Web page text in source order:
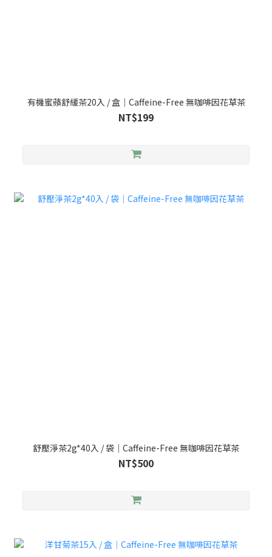
有機蜜蘋舒緩茶20入 / 盒｜Caffeine-Free 無咖啡因花草茶
NT$199
舒壓淨茶2g*40入 / 袋｜Caffeine-Free 無咖啡因花草茶
NT$500